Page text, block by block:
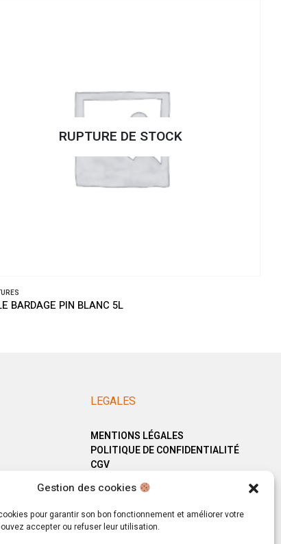
Gestion des cookies
pour garantir son bon fonctionnement et améliorer votre
accepter ou refuser leur utilisation.
RUPTURE DE STOCK
BARDAGE PIN BLANC 5L
LEGALES
MENTIONS LÉGALES
POLITIQUE DE CONFIDENTIALITÉ
CGV